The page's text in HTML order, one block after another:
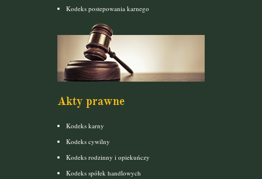
Kodeks postepowania karnego
Akty prawne
Kodeks karny
Kodeks cywilny
Kodeks rodzinny i opiekuńczy
Kodeks spółek handlowych